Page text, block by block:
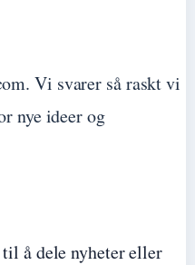
Vi svarer så raskt vi
nye ideer og
å dele nyheter eller